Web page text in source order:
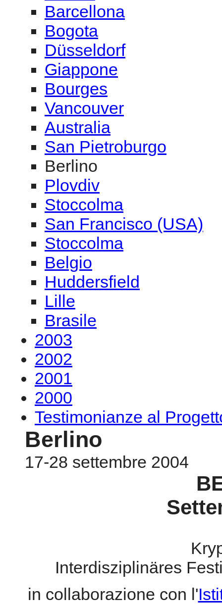
Barcellona
Bogota
Düsseldorf
Giappone
Bourges
Vancouver
Australia
San Pietroburgo
Berlino
Plovdiv
Stoccolma
San Francisco (USA)
Stoccolma
Belgio
Huddersfield
Lille
Brasile
2003
2002
2001
2000
Testimonianze al
Berlino
17-28 settembre 2004
Interdisziplinäres
in collaborazione con l'